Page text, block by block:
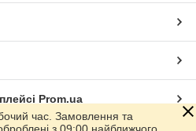
Prom.ua
час. Замовлення та